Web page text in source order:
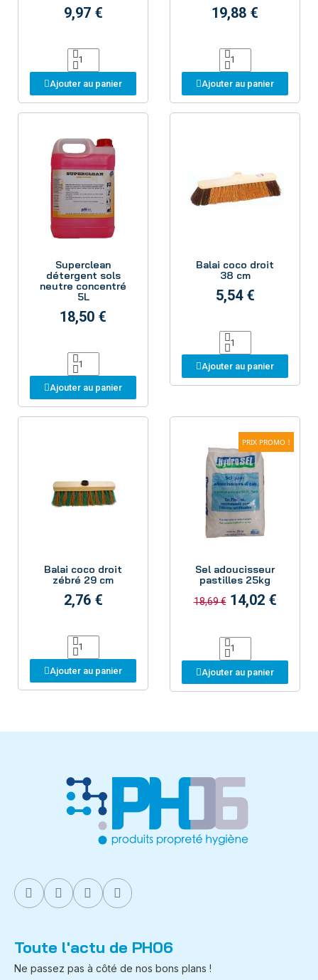
9,97 €
Ajouter au panier
19,88 €
Ajouter au panier
Superclean
détergent sols
neutre concentré
5L
18,50 €
Ajouter au panier
Balai coco droit
38 cm
5,54 €
Ajouter au panier
Balai coco droit
zébré 29 cm
2,76 €
Ajouter au panier
PRIX PROMO !
Sel adoucisseur
pastilles 25kg
18,69 € 14,02 €
Ajouter au panier
Toute l'actu de PH06
Ne passez pas à côté de nos bons plans !